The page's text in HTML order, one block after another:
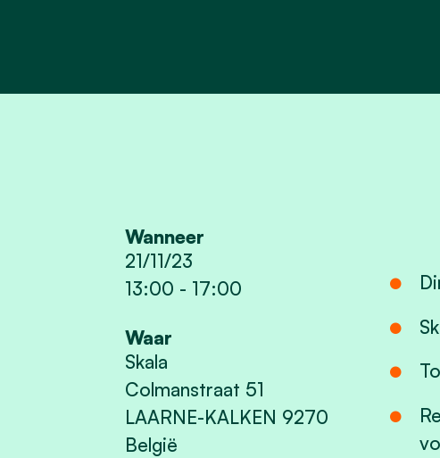
Wanneer
21/11/23
13:00 - 17:00
Waar
Skala
Colmanstraat 51
LAARNE-KALKEN 9270
België